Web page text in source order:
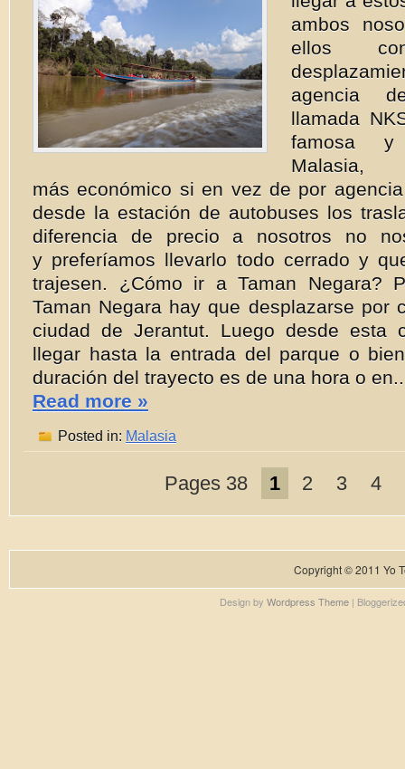
ambos
ellos
agencia
llamada
famosa
más económico si en vez de por
desde la estación de autobuses los
diferencia de precio a nosotros no
y preferíamos llevarlo todo cerrado y
trajesen. ¿Cómo ir a Taman Negara?
Taman Negara hay que desplazarse por
ciudad de Jerantut. Luego desde esta
llegar hasta la entrada del parque o
duración del trayecto es de una hora o
Read more »
Posted in: Malasia
Pages 38 1 2 3 4
Copyright © 2011 Yo
Design by Wordpress Theme|